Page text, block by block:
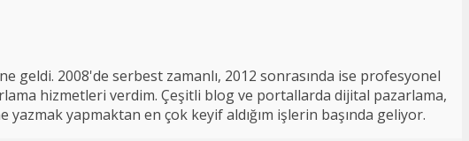
geldi. 2008'de serbest zamanlı, 2012 sonrasında ise profesyonel
hizmetleri verdim. Çeşitli blog ve portallarda dijital pazarlama,
yapmaktan en çok keyif aldığım işlerin başında geliyor.